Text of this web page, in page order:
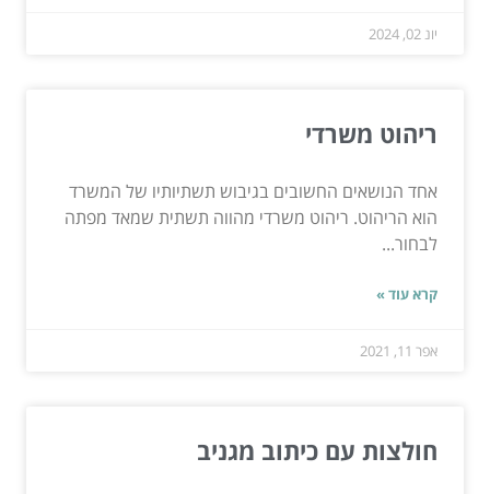
יונ 02, 2024
ריהוט משרדי
אחד הנושאים החשובים בגיבוש תשתיותיו של המשרד
הוא הריהוט. ריהוט משרדי מהווה תשתית שמאד מפתה
לבחור...
קרא עוד »
אפר 11, 2021
חולצות עם כיתוב מגניב